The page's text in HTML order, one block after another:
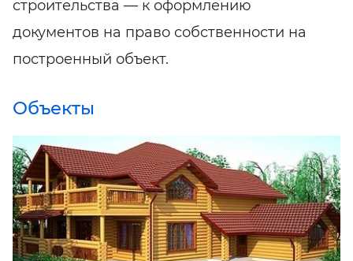
строительства — к оформлению
документов на право собственности на
построенный объект.
Объекты